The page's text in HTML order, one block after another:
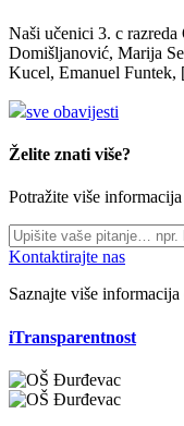
Naši učenici 3. c
Domišljanović, Marija
Kucel, Emanuel
sve obavijesti
Želite znati više?
Potražite više
Kontaktirajte nas
Saznajte više informacija
iTransparentnost